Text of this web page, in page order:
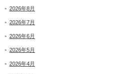
2026年8月
2026年7月
2026年6月
2026年5月
2026年4月